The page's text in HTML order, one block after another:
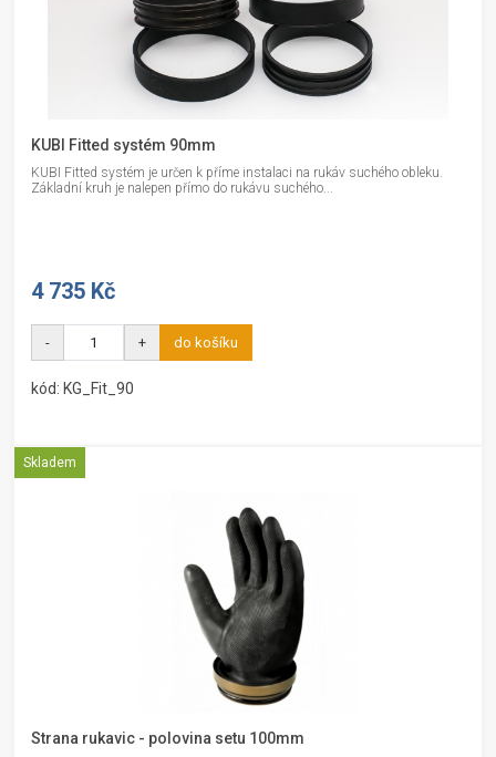
KUBI Fitted systém 90mm
KUBI Fitted systém je určen k příme instalaci na rukáv suchého obleku.
Základní kruh je nalepen přímo do rukávu suchého...
4 735 Kč
- + do košíku
kód: KG_Fit_90
Skladem
Strana rukavic - polovina setu 100mm